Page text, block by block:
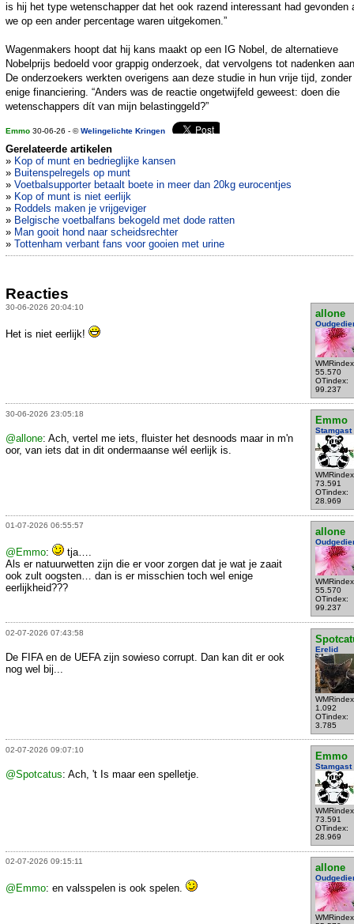
is hij het type wetenschapper dat het ook razend interessant had gevonden
we op een ander percentage waren uitgekomen.”
Wagenmakers hoopt dat hij kans maakt op een IG Nobel, de alternatieve
Nobelprijs bedoeld voor grappig onderzoek, dat vervolgens tot nadenken
De onderzoekers werkten overigens aan deze studie in hun vrije tijd, zonder
enige financiering. “Anders was de reactie ongetwijfeld geweest: doen die
wetenschappers dít van mijn belastinggeld?”
Emmo 30-06-26 - ©Welingelichte Kringen
Gerelateerde artikelen
» Kop of munt en bedrieglijke kansen
» Buitenspelregels op munt
» Voetbalsupporter betaalt boete in meer dan 20kg eurocentjes
» Kop of munt is niet eerlijk
» Roddels maken je vrijgeviger
» Belgische voetbalfans bekogeld met dode ratten
» Man gooit hond naar scheidsrechter
» Tottenham verbant fans voor gooien met urine
Reacties
30-06-2026 20:04:10
allone
55.570
OTindex:
99.237
Het is niet eerlijk!
30-06-2026 23:05:18
Emmo
Stamgast
73.591
OTindex:
28.969
@allone: Ach, vertel me iets, fluister het desnoods maar in m'n
oor, van iets dat in dit ondermaanse wél eerlijk is.
01-07-2026 06:55:57
allone
55.570
OTindex:
99.237
@Emmo:
tja….
Als er natuurwetten zijn die er voor zorgen dat je wat je zaait
ook zult oogsten… dan is er misschien toch wel enige
eerlijkheid???
02-07-2026 07:43:58
Erelid
1.092
OTindex:
3.785
De FIFA en de UEFA zijn sowieso corrupt. Dan kan dit er ook
nog wel bij...
02-07-2026 09:07:10
Emmo
Stamgast
73.591
OTindex:
28.969
@Spotcatus: Ach, 't Is maar een spelletje.
02-07-2026 09:15:11
allone
@Emmo: en valsspelen is ook spelen.